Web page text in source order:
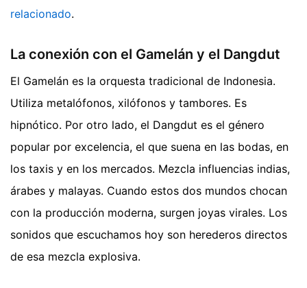
relacionado.
La conexión con el Gamelán y el Dangdut
El Gamelán es la orquesta tradicional de Indonesia.
Utiliza metalófonos, xilófonos y tambores. Es
hipnótico. Por otro lado, el Dangdut es el género
popular por excelencia, el que suena en las bodas, en
los taxis y en los mercados. Mezcla influencias indias,
árabes y malayas. Cuando estos dos mundos chocan
con la producción moderna, surgen joyas virales. Los
sonidos que escuchamos hoy son herederos directos
de esa mezcla explosiva.